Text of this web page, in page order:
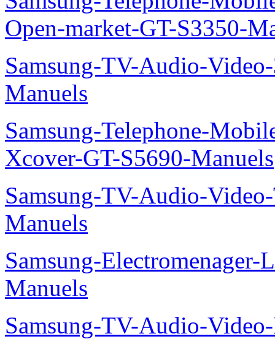
Open-market-GT-S3350-
Samsung-TV-Audio-
Manuels
Samsung-Telephone-
Xcover-GT-S5690-Manuels
Samsung-TV-Audio-
Manuels
Samsung-
Manuels
Samsung-TV-Audio-